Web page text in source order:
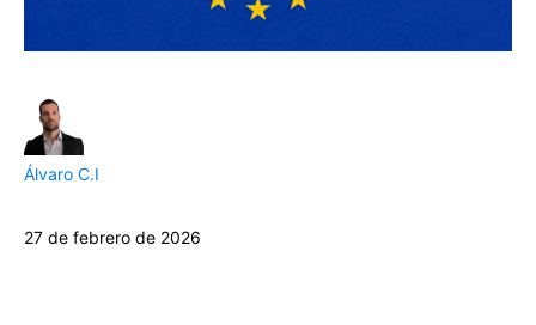
Álvaro C.I
27 de febrero de 2026